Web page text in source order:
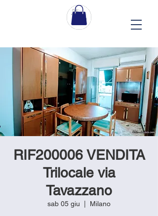
RIF200006 VENDITA
Trilocale via
Tavazzano
sab 05 giu Milano